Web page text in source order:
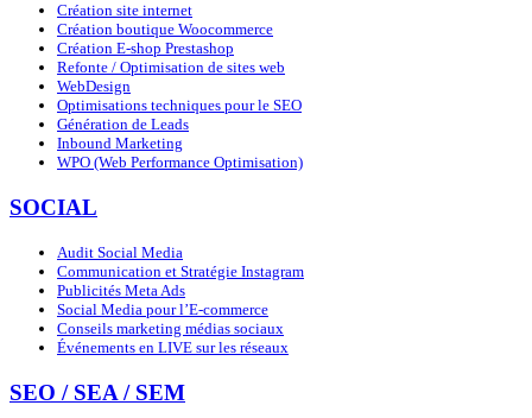
Création site internet
Création boutique Woocommerce
Création E-shop Prestashop
Refonte / Optimisation de sites web
WebDesign
Optimisations techniques pour le SEO
Génération de Leads
Inbound Marketing
WPO (Web Performance Optimisation)
SOCIAL
Audit Social Media
Communication et Stratégie Instagram
Publicités Meta Ads
Social Media pour l’E-commerce
Conseils marketing médias sociaux
Événements en LIVE sur les réseaux
SEO / SEA / SEM